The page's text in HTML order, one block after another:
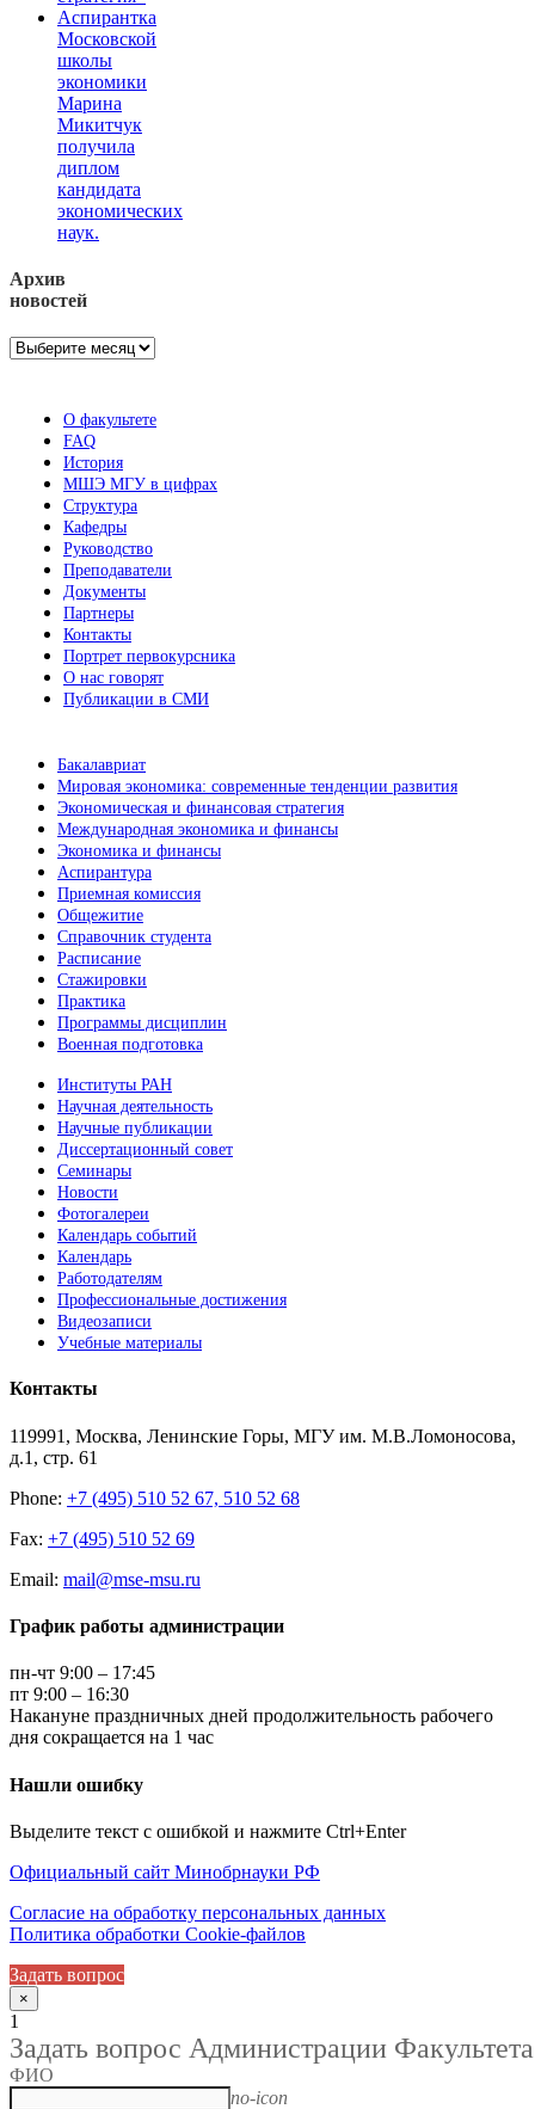
Аспирантка
Московской
школы
экономики
Марина
Микитчук
получила
диплом
кандидата
экономических
наук.
Архив
новостей
Архив
О факультете
FAQ
История
МШЭ МГУ в цифрах
Структура
Кафедры
Руководство
Преподаватели
Документы
Партнеры
Контакты
Портрет первокурсника
О нас говорят
Публикации в СМИ
Бакалавриат
Мировая экономика: современные тенденции развития
Экономическая и финансовая стратегия
Международная экономика и финансы
Экономика и финансы
Аспирантура
Приемная комиссия
Общежитие
Справочник студента
Расписание
Стажировки
Практика
Программы дисциплин
Военная подготовка
Институты РАН
Научная деятельность
Научные публикации
Диссертационный совет
Семинары
Новости
Фотогалереи
Календарь событий
Календарь
Работодателям
Профессиональные достижения
Видеозаписи
Учебные материалы
Контакты
119991, Москва, Ленинские Горы, МГУ им. М.В.Ломоносова,
д.1, стр. 61
Phone: +7 (495) 510 52 67, 510 52 68
Fax: +7 (495) 510 52 69
Email: mail@mse-msu.ru
График работы администрации
пн-чт 9:00 – 17:45
пт 9:00 – 16:30
Накануне праздничных дней продолжительность рабочего
дня сокращается на 1 час
Нашли ошибку
Выделите текст с ошибкой и нажмите Ctrl+Enter
Официальный сайт Минобрнауки РФ
Согласие на обработку персональных данных
Политика обработки Cookie-файлов
Задать вопрос
×
1
Задать вопрос Администрации Факультета
ФИО
no-icon